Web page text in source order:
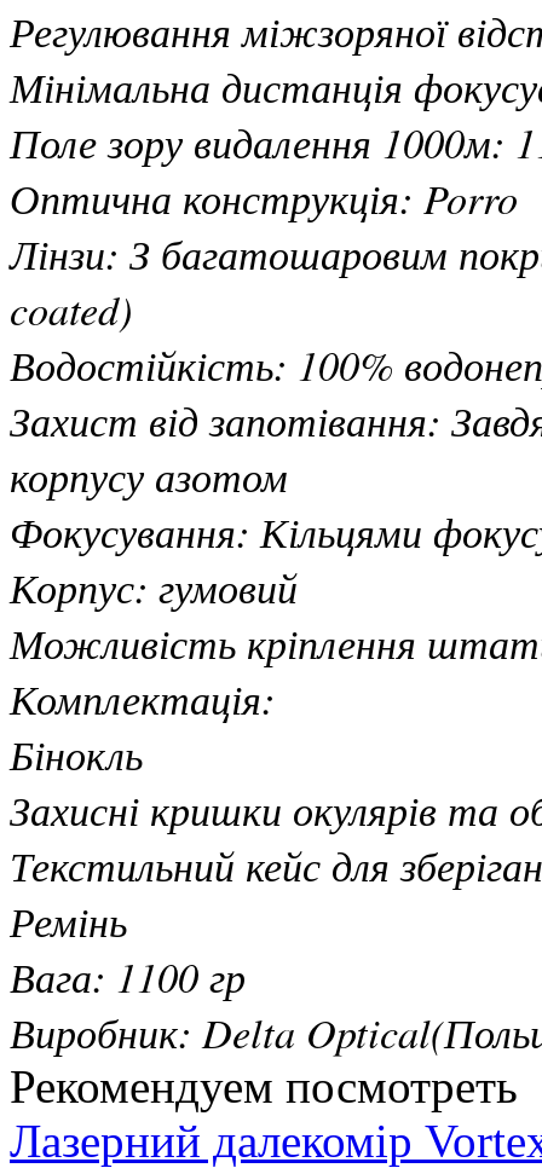
Регулювання міжзоряної
Мінімальна дистанція
Поле зору видалення 1000м:
Оптична конструкція: Porro
Лінзи: З багатошаровим
coated)
Водостійкість: 100%
Захист від запотівання:
корпусу азотом
Фокусування: Кільцями
Корпус: гумовий
Можливість кріплення
Комплектація:
Бінокль
Захисні кришки окулярів та
Текстильний кейс для
Ремінь
Вага: 1100 гр
Виробник: Delta
Рекомендуем посмотреть
Лазерний далекомір